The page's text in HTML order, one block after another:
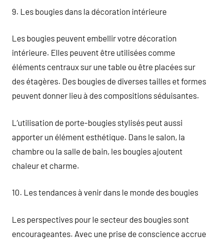
9. Les bougies dans la décoration intérieure
Les bougies peuvent embellir votre décoration
intérieure. Elles peuvent être utilisées comme
éléments centraux sur une table ou être placées sur
des étagères. Des bougies de diverses tailles et formes
peuvent donner lieu à des compositions séduisantes.
L’utilisation de porte-bougies stylisés peut aussi
apporter un élément esthétique. Dans le salon, la
chambre ou la salle de bain, les bougies ajoutent
chaleur et charme.
10. Les tendances à venir dans le monde des bougies
Les perspectives pour le secteur des bougies sont
encourageantes. Avec une prise de conscience accrue